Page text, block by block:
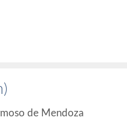
de Mendoza